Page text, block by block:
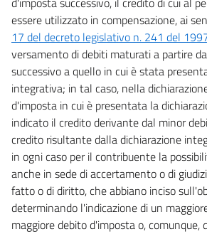
essere utilizzato in compensazione, ai
17 del decreto legislativo n. 241 del
versamento di debiti maturati a partire
successivo a quello in cui è stata
integrativa; in tal caso, nella
d'imposta in cui è presentata la
indicato il credito derivante dal minor
credito risultante dalla dichiarazione
in ogni caso per il contribuente la
anche in sede di accertamento o di
fatto o di diritto, che abbiano inciso
determinando l'indicazione di un
maggiore debito d'imposta o, comunque,